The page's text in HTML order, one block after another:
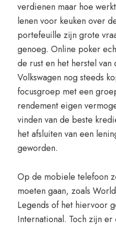
verdienen maar hoe
lenen voor keuken over
portefeuille zijn grote
genoeg. Online poker
de rust en het herstel van
Volkswagen nog steeds
focusgroep met een
rendement eigen
vinden van de beste
het afsluiten van een
geworden.
Op de mobiele telefoon
moeten gaan, zoals
Legends of het hiervoor
International. Toch zijn